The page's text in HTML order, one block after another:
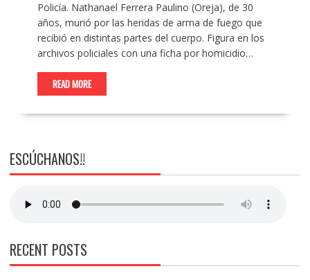
Policía. Nathanael Ferrera Paulino (Oreja), de 30
años, murió por las heridas de arma de fuego que
recibió en distintas partes del cuerpo. Figura en los
archivos policiales con una ficha por homicidio…
READ MORE
ESCÚCHANOS!!
RECENT POSTS